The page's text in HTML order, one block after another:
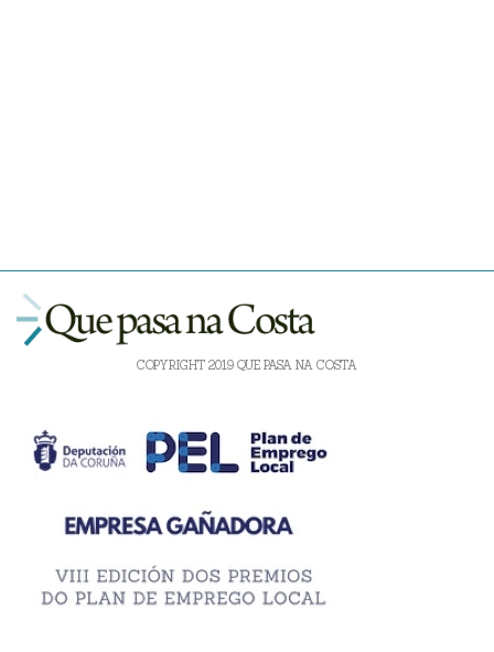
COPYRIGHT 2019 QUE PASA NA COSTA